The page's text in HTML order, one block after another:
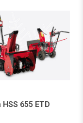
HSS 655 ETD